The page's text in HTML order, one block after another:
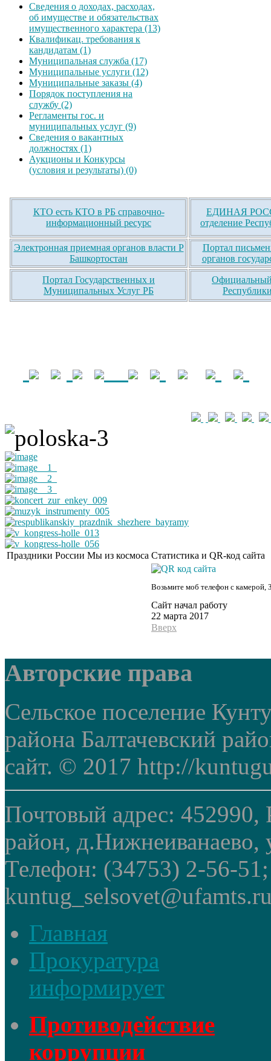
Сведения о доходах, расходах,
об имуществе и обязательствах
имущественного характера (13)
Квалификац. требования к
кандидатам (1)
Муниципальная служба (17)
Муниципальные услуги (12)
Муниципальные заказы (4)
Порядок поступления на
службу (2)
Регламенты гос. и
муниципальных услуг (9)
Сведения о вакантных
должностях (1)
Аукционы и Конкурсы
(условия и результаты) (0)
КТО есть КТО в РБ справочно-
информационный ресурс
ЕДИНАЯ
отделение
Электронная приемная органов власти Р
Башкортостан
Портал
органов
Портал Государственных и
Муниципальных Услуг РБ
Официальный
Праздники России Мы из космоса Статистика и QR-код сайта
Возьмите моб телефон с камерой,
Сайт начал работу
22 марта 2017
Вверх
Авторские права
Сельское поселение
района Балтачевский
сайт. © 2017 http://
Почтовый адрес: 452990,
район, д.Нижнеиванаево,
Телефон: (34753) 2-56-
Главная
Прокуратура
информирует
Противодействие
коррупции